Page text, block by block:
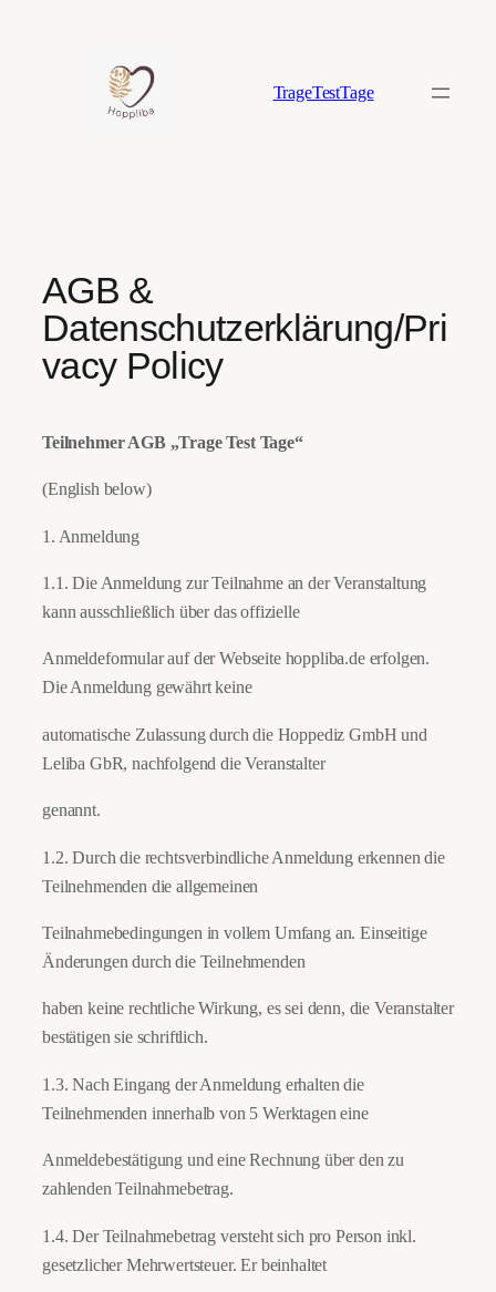
TrageTestTage
AGB &
Datenschutzerklärung/Pri
vacy Policy
Teilnehmer AGB „Trage Test Tage“
(English below)
1. Anmeldung
1.1. Die Anmeldung zur Teilnahme an der Veranstaltung
kann ausschließlich über das offizielle
Anmeldeformular auf der Webseite hoppliba.de erfolgen.
Die Anmeldung gewährt keine
automatische Zulassung durch die Hoppediz GmbH und
Leliba GbR, nachfolgend die Veranstalter
genannt.
1.2. Durch die rechtsverbindliche Anmeldung erkennen die
Teilnehmenden die allgemeinen
Teilnahmebedingungen in vollem Umfang an. Einseitige
Änderungen durch die Teilnehmenden
haben keine rechtliche Wirkung, es sei denn, die Veranstalter
bestätigen sie schriftlich.
1.3. Nach Eingang der Anmeldung erhalten die
Teilnehmenden innerhalb von 5 Werktagen eine
Anmeldebestätigung und eine Rechnung über den zu
zahlenden Teilnahmebetrag.
1.4. Der Teilnahmebetrag versteht sich pro Person inkl.
gesetzlicher Mehrwertsteuer. Er beinhaltet